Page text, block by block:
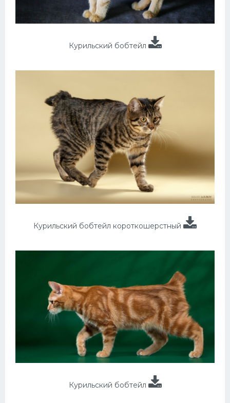
Курильский бобтейл
Курильский бобтейл короткошерстный
Курильский бобтейл